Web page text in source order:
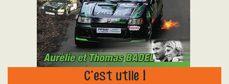
"
C’est utile !